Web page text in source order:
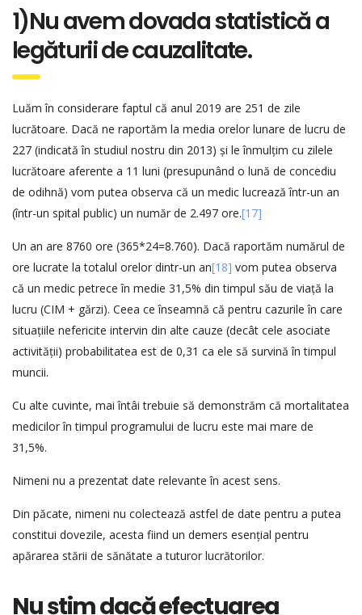
1)Nu avem dovada statistică a
legăturii de cauzalitate.
Luăm în considerare faptul că anul 2019 are 251 de zile
lucrătoare. Dacă ne raportăm la media orelor lunare de lucru de
227 (indicată în studiul nostru din 2013) și le înmulțim cu zilele
lucrătoare aferente a 11 luni (presupunând o lună de concediu
de odihnă) vom putea observa că un medic lucrează într-un an
(într-un spital public) un număr de 2.497 ore.[17]
Un an are 8760 ore (365*24=8.760). Dacă raportăm numărul de
ore lucrate la totalul orelor dintr-un an[18] vom putea observa
că un medic petrece în medie 31,5% din timpul său de viață la
lucru (CIM + gărzi). Ceea ce înseamnă că pentru cazurile în care
situațiile nefericite intervin din alte cauze (decât cele asociate
activității) probabilitatea est de 0,31 ca ele să survină în timpul
muncii.
Cu alte cuvinte, mai întâi trebuie să demonstrăm că mortalitatea
medicilor în timpul programului de lucru este mai mare de
31,5%.
Nimeni nu a prezentat date relevante în acest sens.
Din păcate, nimeni nu colectează astfel de date pentru a putea
constitui dovezile, acesta fiind un demers esențial pentru
apărarea stării de sănătate a tuturor lucrătorilor.
Nu știm dacă efectuarea